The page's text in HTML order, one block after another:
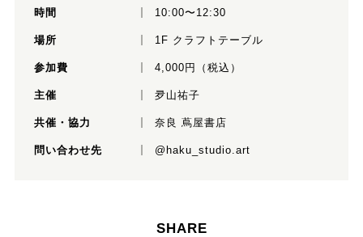
時間 10:00〜12:30
場所 1F クラフトテーブル
参加費 4,000円（税込）
主催 夛山祐子
共催・協力 奈良 蔦屋書店
問い合わせ先 @haku_studio.art
SHARE